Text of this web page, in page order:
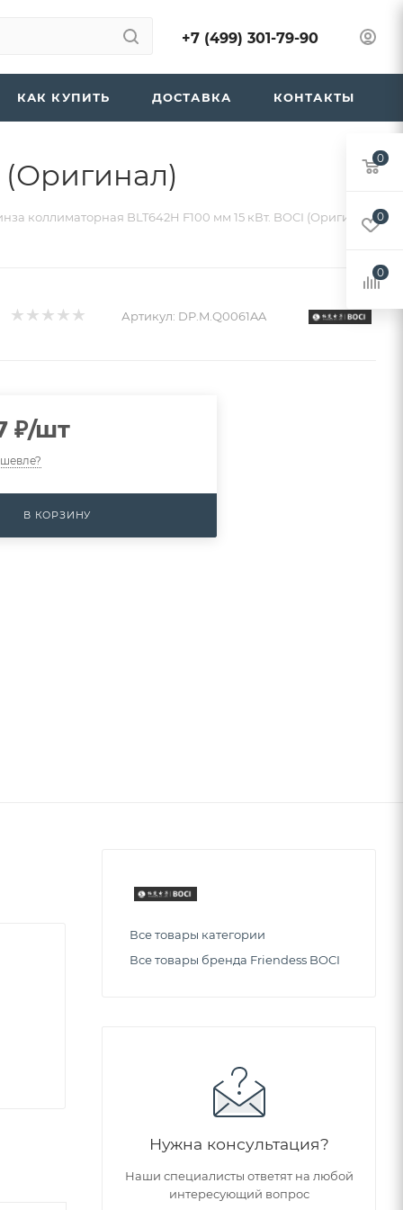
+7 (499) 301-79-90
КАК КУПИТЬ ДОСТАВКА КОНТАКТЫ
(Оригинал)
коллиматорная BLT642H F100 мм 15 кВт. BOCI (Оригинал)
Артикул: DP.M.Q0061AA
₽/шт
В КОРЗИНУ
Все товары категории
Все товары бренда Friendess BOCI
Нужна консультация?
Наши специалисты ответят на любой
интересующий вопрос
0
0
0